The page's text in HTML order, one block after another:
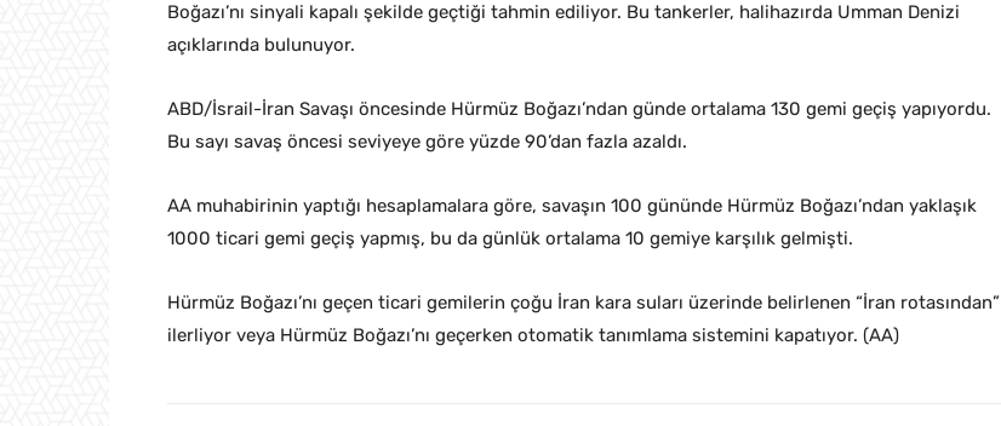
Boğazı’nı sinyali kapalı şekilde geçtiği tahmin ediliyor. Bu tankerler, halihazırda Umman Denizi
açıklarında bulunuyor.
ABD/İsrail-İran Savaşı öncesinde Hürmüz Boğazı’ndan günde ortalama 130 gemi geçiş yapıyordu.
Bu sayı savaş öncesi seviyeye göre yüzde 90’dan fazla azaldı.
AA muhabirinin yaptığı hesaplamalara göre, savaşın 100 gününde Hürmüz Boğazı’ndan yaklaşık
1000 ticari gemi geçiş yapmış, bu da günlük ortalama 10 gemiye karşılık gelmişti.
Hürmüz Boğazı’nı geçen ticari gemilerin çoğu İran kara suları üzerinde belirlenen “İran rotasından”
ilerliyor veya Hürmüz Boğazı’nı geçerken otomatik tanımlama sistemini kapatıyor. (AA)